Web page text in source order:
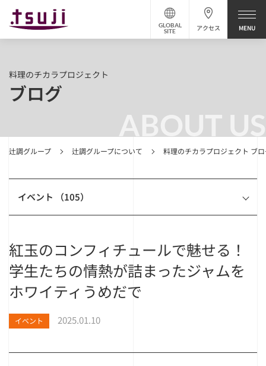
アクセス
GLOBAL
SITE
ABOUT US
辻調グループ 辻調グループについて 料理のチカラプロジェクト ブ
料理のチカラプロジェクト
ブログ
イベント （105）
紅玉のコンフィチュールで魅せる！
学生たちの情熱が詰まったジャムを
ホワイティうめだで
イベント 2025.01.10